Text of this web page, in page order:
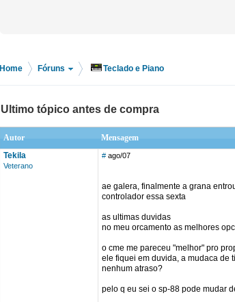
Home Fóruns Teclado e Piano
Ultimo tópico antes de compra
Autor
Mensagem
Tekila
Veterano
# ago/07
ae galera, finalmente a grana
controlador essa sexta
as ultimas duvidas
no meu orcamento as melhores
o cme me pareceu "melhor" pro
ele fiquei em duvida, a mudaca de
nenhum atraso?
pelo q eu sei o sp-88 pode mudar